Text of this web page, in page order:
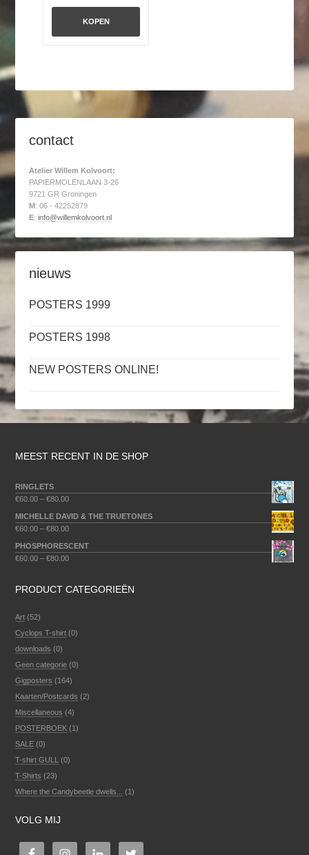
KOPEN
contact
Atelier Willem Kolvoort:
PAPIERMOLENLAAN 3-26
9721 GR Groningen
M : 06 - 42252879
E:info@willemkolvoort.nl
nieuws
POSTERS 1999
POSTERS 1998
NEW POSTERS ONLINE!
MEEST RECENT IN DE SHOP
RINGLETS
€60.00 –€80.00
MICHELLE DAVID & THE TRUETONES
€60.00 –€80.00
PHOSPHORESCENT
€60.00 –€80.00
PRODUCT CATEGORIEËN
Art (52)
Cyclops T-shirt (0)
downloads (0)
Geen categorie (0)
Gigposters (164)
Kaarten/Postcards (2)
Miscellaneous (4)
POSTERBOEK (1)
SALE (0)
T-shirt GULL
(0)
T-Shirts (23)
Where the Candybeetle dwells...
(1)
VOLG MIJ